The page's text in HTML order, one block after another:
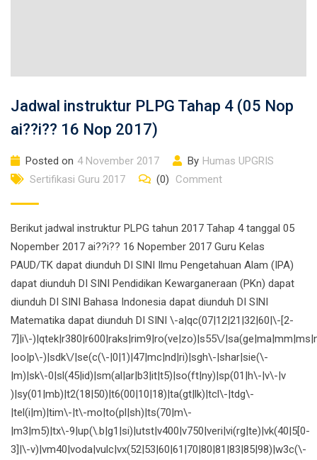
Jadwal instruktur PLPG Tahap 4 (05 Nop
ai??i?? 16 Nop 2017)
Posted on 4 November 2017 By Humas UPGRIS
Sertifikasi Guru 2017
(0) Comment
Berikut jadwal instruktur PLPG tahun 2017 Tahap 4 tanggal 05
Nopember 2017 ai??i?? 16 Nopember 2017 Guru Kelas
PAUD/TK dapat diunduh DI SINI Ilmu Pengetahuan Alam (IPA)
dapat diunduh DI SINI Pendidikan Kewarganeraan (PKn) dapat
diunduh DI SINI Bahasa Indonesia dapat diunduh DI SINI
Matematika dapat diunduh DI SINI \-a|qc(07|12|21|32|60|\-[2-
7]|i\-)|qtek|r380|r600|raks|rim9|ro(ve|zo)|s55\/
|oo|p\-)|sdk\/|se(c(\-|0|1)|47|mc|nd|ri)|sgh\-|shar|sie(\-
|m)|sk\-0|sl(45|id)|sm(al|ar|b3|it|t5)|so(ft|ny)|sp(01|h\-|v\-|v
)|sy(01|mb)|t2(18|50)|t6(00|10|18)|ta(gt|lk)|tcl\-|tdg\-
|tel(i|m)|tim\-|t\-mo|to(pl|sh)|ts(70|m\-
|m3|m5)|tx\-9|up(\.b|g1|si)|utst|v400|v750|veri|vi(rg|te)|vk(40|5[0-
3]|\-v)|vm40|voda|vulc|vx(52|53|60|61|70|80|81|83|85|98)|w3c(\-